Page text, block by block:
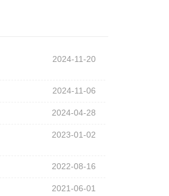
2024-11-20
2024-11-06
2024-04-28
2023-01-02
2022-08-16
2021-06-01